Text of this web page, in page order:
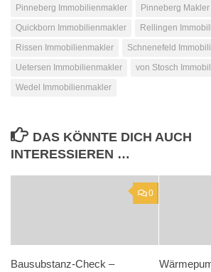
Pinneberg Immobilienmakler
Pinneberg Makler
Quickborn Immobilienmakler
Rellingen
Rissen Immobilienmakler
Schnenefeld
Uetersen Immobilienmakler
von Stosch
Wedel Immobilienmakler
DAS KÖNNTE DICH AUCH
INTERESSIEREN …
0
Bausubstanz-Check –